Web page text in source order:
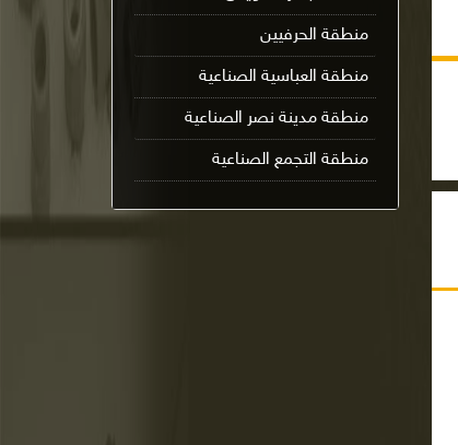
منطقة الحرفيين
منطقة العباسية الصناعية
منطقة مدينة نصر الصناعية
منطقة التجمع الصناعية